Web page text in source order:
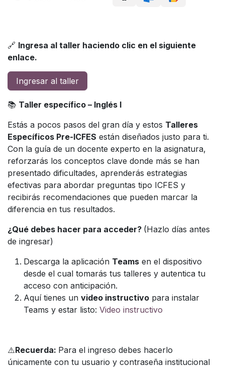
🔗 Ingresa al taller haciendo clic en el siguiente
enlace.
Ingresar al taller
📚 Taller específico – Inglés I
Estás a pocos pasos del gran día y estos Talleres
Específicos Pre-ICFES están diseñados justo para ti.
Con la guía de un docente experto en la asignatura,
reforzarás los conceptos clave donde más se han
presentado dificultades, aprenderás estrategias
efectivas para abordar preguntas tipo ICFES y
recibirás recomendaciones que pueden marcar la
diferencia en tus resultados.
¿Qué debes hacer para acceder? (Hazlo días antes
de ingresar)
Descarga la aplicación Teams en el dispositivo
desde el cual tomarás tus talleres y autentica tu
acceso con anticipación.
Aquí tienes un video instructivo para instalar
Teams y estar listo: Video instructivo
⚠️Recuerda: Para el ingreso debes hacerlo
únicamente con tu usuario y contraseña institucional